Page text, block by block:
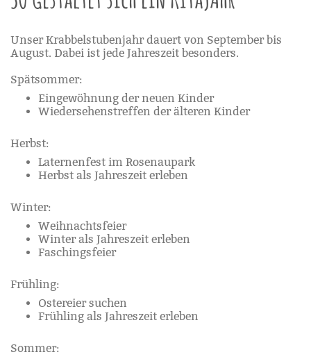
Unser Krabbelstubenjahr dauert von September bis
August. Dabei ist jede Jahreszeit besonders.
Spätsommer:
Eingewöhnung der neuen Kinder
Wiedersehenstreffen der älteren Kinder
Herbst:
Laternenfest im Rosenaupark
Herbst als Jahreszeit erleben
Winter:
Weihnachtsfeier
Winter als Jahreszeit erleben
Faschingsfeier
Frühling:
Ostereier suchen
Frühling als Jahreszeit erleben
Sommer: